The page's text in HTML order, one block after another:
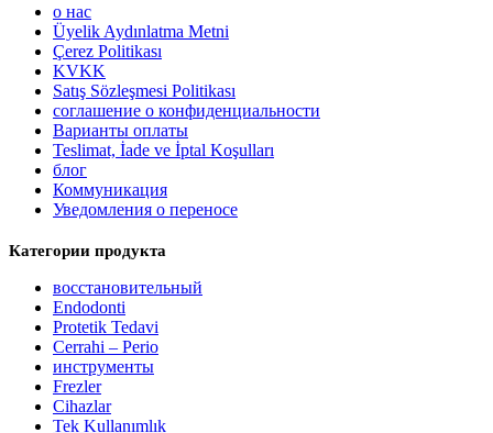
о нас
Üyelik Aydınlatma Metni
Çerez Politikası
KVKK
Satış Sözleşmesi Politikası
соглашение о конфиденциальности
Варианты оплаты
Teslimat, İade ve İptal Koşulları
блог
Коммуникация
Уведомления о переносе
Категории продукта
восстановительный
Endodonti
Protetik Tedavi
Cerrahi – Perio
инструменты
Frezler
Cihazlar
Tek Kullanımlık